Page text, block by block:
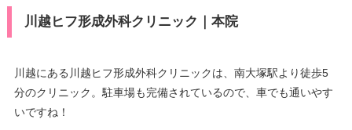
川越ヒフ形成外科クリニック｜本院
川越にある川越ヒフ形成外科クリニックは、南大塚駅より徒歩5
分のクリニック。駐車場も完備されているので、車でも通いやす
いですね！